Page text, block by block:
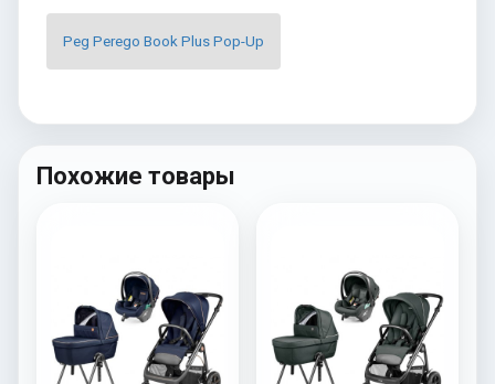
Peg Perego Book Plus Pop-Up
Похожие товары